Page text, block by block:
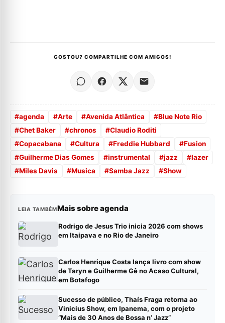
GOSTOU? COMPARTILHE COM AMIGOS!
#agenda #Arte #Avenida Atlântica #Blue Note Rio
#Chet Baker #chronos #Claudio Roditi
#Copacabana #Cultura #Freddie Hubbard #Fusion
#Guilherme Dias Gomes #instrumental #jazz #lazer
#Miles Davis #Musica #Samba Jazz #Show
LEIA TAMBÉMMais sobre agenda
Rodrigo de Jesus Trio inicia 2026 com shows
em Itaipava e no Rio de Janeiro
Carlos Henrique Costa lança livro com show
de Taryn e Guilherme Gê no Acaso Cultural,
em Botafogo
Sucesso de público, Thaís Fraga retorna ao
Vinicius Show, em Ipanema, com o projeto
“Mais de 30 Anos de Bossa n’ Jazz”